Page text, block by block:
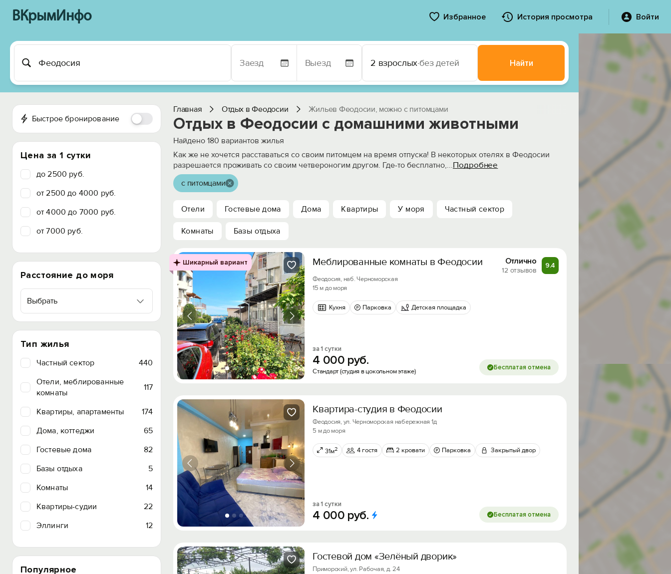
ВКрымИнфо Избранное История просмотра Войти
2 взрослых·без детей Найти
Быстрое бронирование
Цена за 1 сутки
до 2500 руб.
от 2500 до 4000 руб.
от 4000 до 7000 руб.
от 7000 руб.
Расстояние до моря
Выбрать
Тип жилья
Частный сектор
440
Отели, меблированные
комнаты
117
Квартиры, апартаменты
174
Дома, коттеджи
65
Гостевые дома
82
Базы отдыха
5
Комнаты
14
Квартиры-судии
22
Эллинги
12
Популярное
Главная Отдых в Феодосии Жильев Феодосии, можно с питомцами
Отдых в Феодосии с домашними животными
Найдено 180 вариантов жилья
Как же не хочется расставаться со своим питомцем на время отпуска! В некоторых отелях в Феодосии
разрешается проживать со своим четвероногим другом. Где-то бесплатно,...Подробнее
с питомцами
Отели Гостевые дома Дома Квартиры У моря Частный сектор
Комнаты Базы отдыха
Шикарный вариант Меблированные комнаты в Феодосии Отлично
12 отзывов
9.4
Феодосия, наб. Черноморская
15 м до моря
Кухня Парковка Детская площадка
за 1 сутки
4 000 руб.
Стандарт (студия в цокольном этаже) Бесплатая отмена
Квартира-студия в Феодосии
Феодосия, ул. Черноморская набережная 1д
5 м до моря
31м2 4 гостя 2 кровати Парковка Закрытый двор
за 1 сутки
4 000 руб. Бесплатая отмена
Гостевой дом «Зелёный дворик»
Приморский, ул. Рабочая, д. 24